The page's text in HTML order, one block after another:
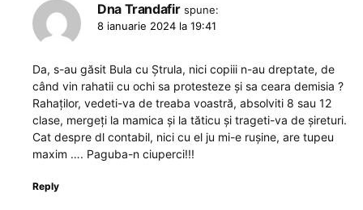
Dna Trandafir spune:
8 ianuarie 2024 la 19:41
Da, s-au găsit Bula cu Ștrula, nici copiii n-au dreptate, de
când vin rahatii cu ochi sa protesteze și sa ceara demisia ?
Rahaților, vedeti-va de treaba voastră, absolviti 8 sau 12
clase, mergeți la mamica și la tăticu și trageti-va de șireturi.
Cat despre dl contabil, nici cu el ju mi-e rușine, are tupeu
maxim …. Paguba-n ciuperci!!!
Reply